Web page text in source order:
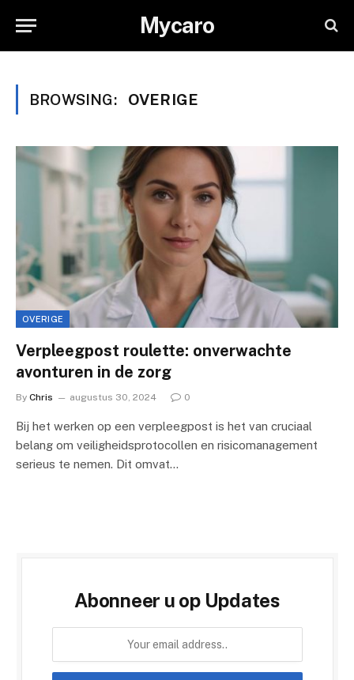
Mycaro
BROWSING: OVERIGE
OVERIGE
Verpleegpost roulette: onverwachte
avonturen in de zorg
By Chris augustus 30, 2024 0
Bij het werken op een verpleegpost is het van cruciaal
belang om veiligheidsprotocollen en risicomanagement
serieus te nemen. Dit omvat…
Abonneer u op Updates